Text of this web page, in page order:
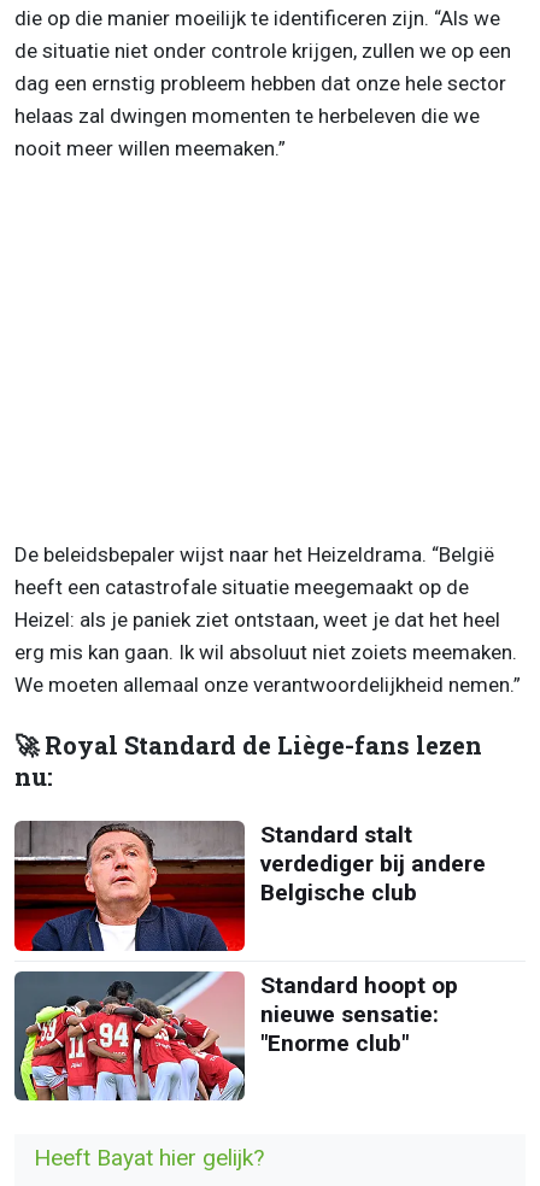
die op die manier moeilijk te identificeren zijn. “Als we
de situatie niet onder controle krijgen, zullen we op een
dag een ernstig probleem hebben dat onze hele sector
helaas zal dwingen momenten te herbeleven die we
nooit meer willen meemaken.”
De beleidsbepaler wijst naar het Heizeldrama. “België
heeft een catastrofale situatie meegemaakt op de
Heizel: als je paniek ziet ontstaan, weet je dat het heel
erg mis kan gaan. Ik wil absoluut niet zoiets meemaken.
We moeten allemaal onze verantwoordelijkheid nemen.”
🚀 Royal Standard de Liège-fans lezen
nu:
Standard stalt
verdediger bij andere
Belgische club
Standard hoopt op
nieuwe sensatie:
"Enorme club"
Heeft Bayat hier gelijk?